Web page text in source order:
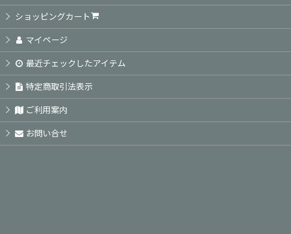
ショッピングカート
マイページ
最近チェックしたアイテム
特定商取引法表示
ご利用案内
お問い合せ